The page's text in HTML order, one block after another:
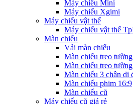
Máy chiếu Mini
Máy chiếu Xgimi
Máy chiếu vật thể
Máy chiếu vật thể
Màn chiếu
Vải màn chiếu
Màn chiếu treo
Màn chiếu treo
Màn chiếu 3 chân di
Màn chiếu phim 16:9
Màn chiếu cũ
Máy chiếu cũ giá rẻ